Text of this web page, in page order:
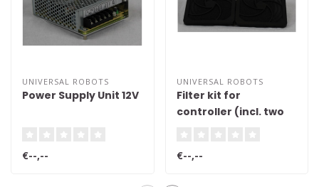
UNIVERSAL ROBOTS
Power Supply Unit 12V
€--,--
UNIVERSAL ROBOTS
Filter kit for
controller (incl. two
€--,--